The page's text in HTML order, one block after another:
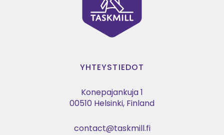
YHTEYSTIEDOT
Konepajankuja 1
00510 Helsinki, Finland
contact@taskmill.fi